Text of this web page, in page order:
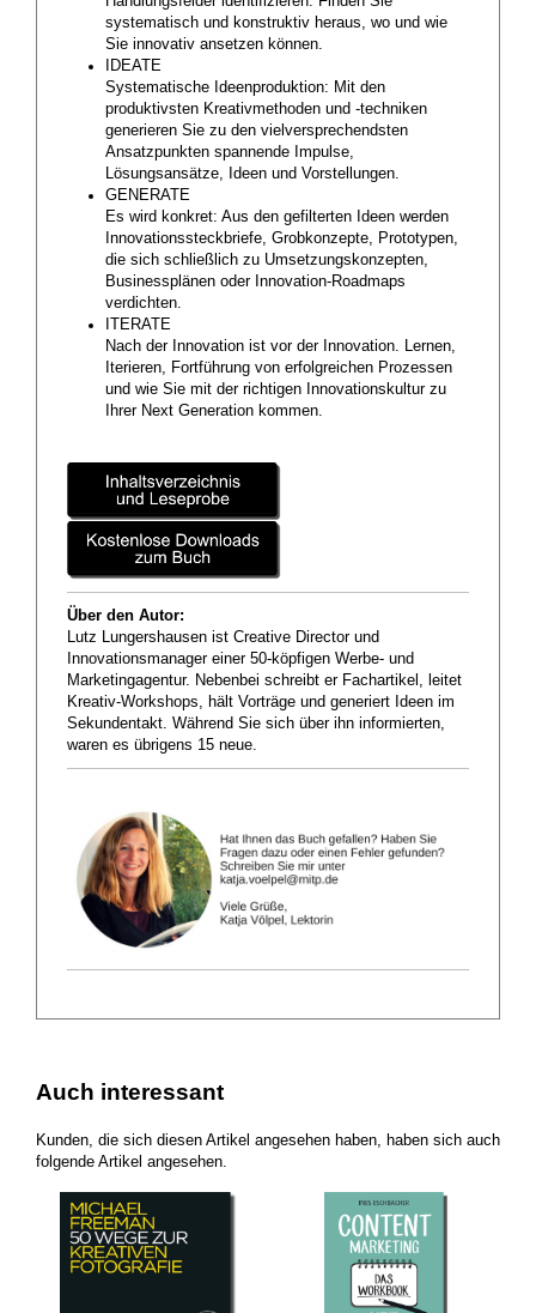
systematisch und konstruktiv heraus, wo und wie
Sie innovativ ansetzen können.
IDEATE
Systematische Ideenproduktion: Mit den
produktivsten Kreativmethoden und -techniken
generieren Sie zu den vielversprechendsten
Ansatzpunkten spannende Impulse,
Lösungsansätze, Ideen und Vorstellungen.
GENERATE
Es wird konkret: Aus den gefilterten Ideen werden
Innovationssteckbriefe, Grobkonzepte, Prototypen,
die sich schließlich zu Umsetzungskonzepten,
Businessplänen oder Innovation-Roadmaps
verdichten.
ITERATE
Nach der Innovation ist vor der Innovation. Lernen,
Iterieren, Fortführung von erfolgreichen Prozessen
und wie Sie mit der richtigen Innovationskultur zu
Ihrer Next Generation kommen.
Über den Autor:
Lutz Lungershausen ist Creative Director und
Innovationsmanager einer 50-köpfigen Werbe- und
Marketingagentur. Nebenbei schreibt er Fachartikel, leitet
Kreativ-Workshops, hält Vorträge und generiert Ideen im
Sekundentakt. Während Sie sich über ihn informierten,
waren es übrigens 15 neue.
Auch interessant
Kunden, die sich diesen Artikel angesehen haben, haben sich auch
folgende Artikel angesehen.